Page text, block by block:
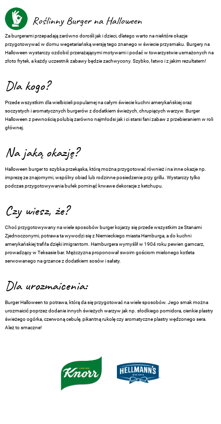
Roślinny Burger na Halloween
Za burgerami przepadają zarówno dorośli jak i dzieci, dlatego warto na niektóre okazje
przygotowywać w domu wegetariańską wersję tego znanego w świecie przysmaku. Burgery na
Halloween wystarczy ozdobić przerażającymi motywami i podać w towarzystwie usmażonych na
złoto frytek, a każdy uczestnik zabawy będzie zachwycony. Szybko, łatwo i z jakim rezultatem!
Dla kogo?
Przede wszystkim dla wielbicieli popularnej na całym świecie kuchni amerykańskiej oraz
soczystych i aromatycznych burgerów z dodatkiem świeżych, chrupiących warzyw. Burger
Halloween z pewnością polubią zarówno najmłodsi jak i ci starsi fani zabaw z przebieraniem w roli
głównej.
Na jaką okazję?
Halloween burger to szybka przekąska, którą można przygotować również i na inne okazje np.
imprezę ze znajomymi, wspólny obiad lub rodzinne posiedzenie przy grillu. Wystarczy tylko
podczas przygotowywania bułek pominąć krwawe dekoracje z ketchupu.
Czy wiesz, że?
Choć przygotowywany na wiele sposobów burger kojarzy się przede wszystkim ze Stanami
Zjednoczonymi, potrawa ta wywodzi się z Niemieckiego miasta Hamburga, a do kuchni
amerykańskiej trafiła dzięki imigrantom. Hamburgera wymyślił w 1904 roku pewien garncarz,
prowadzący w Teksasie bar. Mężczyzna proponował swoim gościom mielonego kotleta
serwowanego na grzance z dodatkiem sosów i sałaty.
Dla urozmaicenia:
Burger Halloween to potrawa, którą da się przygotować na wiele sposobów. Jego smak można
urozmaicić poprzez dodanie innych świeżych warzyw jak np. słodkiego pomidora, cienkie plastry
świeżego ogórka, czerwoną cebulę, pikantną rukolę czy aromatyczne plastry wędzonego sera.
Ależ to smaczne!